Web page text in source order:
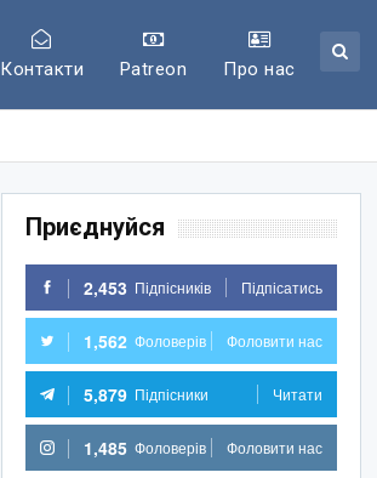
Контакти Patreon Про нас
Приєднуйся
2,453 Підпісників Підпісатись
1,562 Фоловерів Фоловити нас
5,879 Підпісники Читати
1,485 Фоловерів Фоловити нас